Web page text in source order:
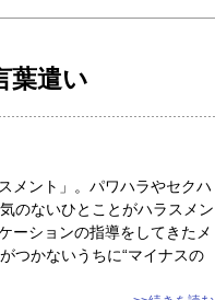
葉遣い
メント」。パワハラやセクハ
のないひとことがハラスメン
ーションの指導をしてきたメ
つかないうちに“マイナスの